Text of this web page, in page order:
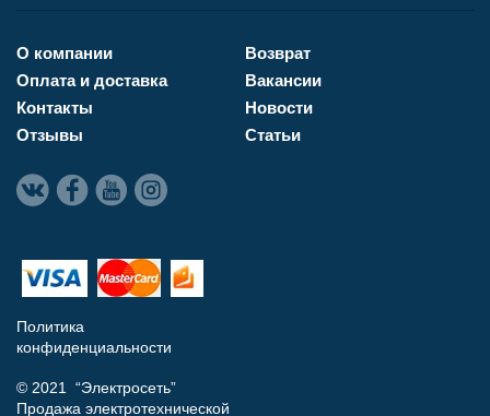
О компании
Оплата и доставка
Контакты
Отзывы
Возврат
Вакансии
Новости
Статьи
Политика
конфиденциальности
© 2021 “Электросеть”
Продажа электротехнической